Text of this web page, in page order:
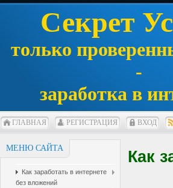
Секрет
только
-
заработка в
ГЛАВНАЯ РЕГИСТРАЦИЯ ВХОД
МЕНЮ САЙТА
Как заработать в интернете
без вложений
Как